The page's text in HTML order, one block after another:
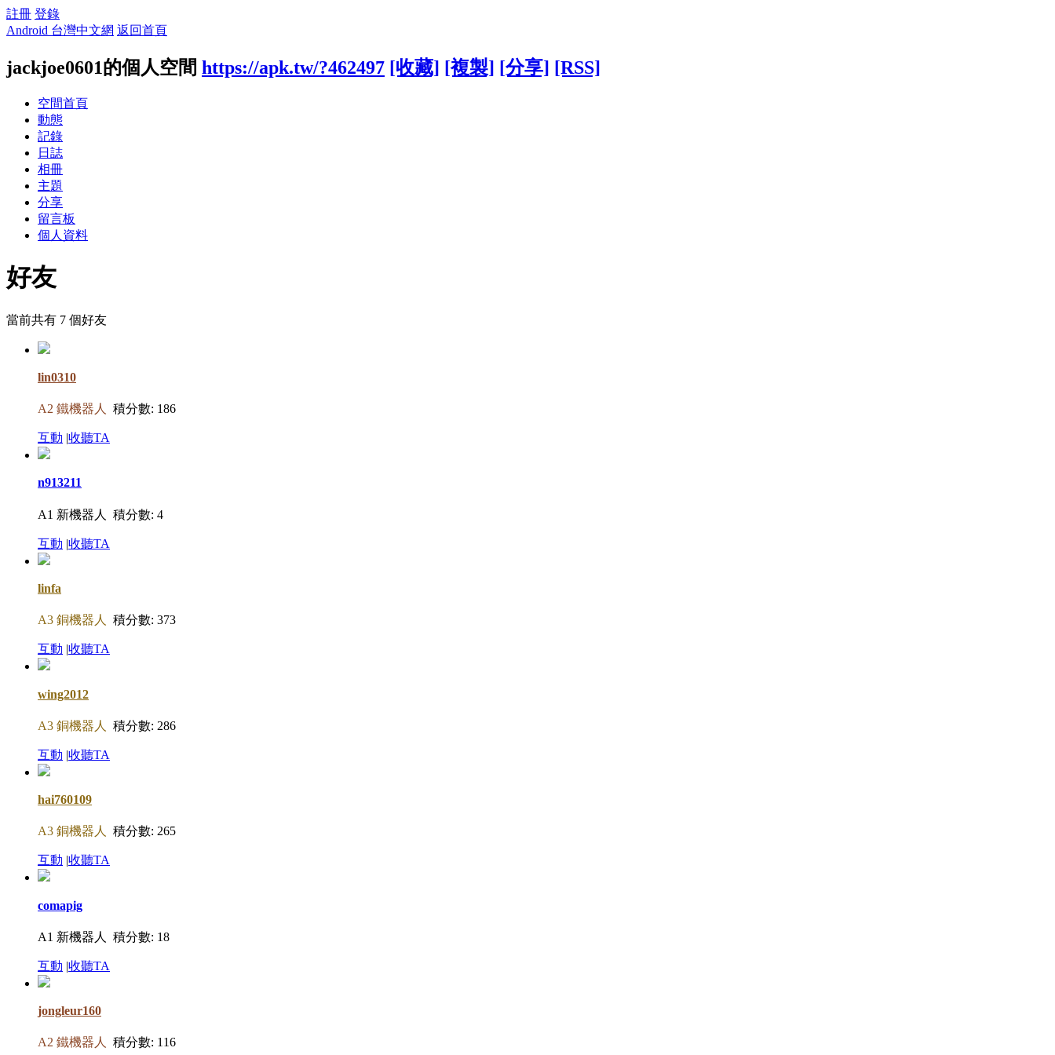
註冊 登錄
Android 台灣中文網 返回首頁
jackjoe0601的個人空間 https://apk.tw/?462497 [收藏] [複製] [分享] [RSS]
空間首頁
動態
記錄
日誌
相冊
主題
分享
留言板
個人資料
好友
當前共有 7 個好友
lin0310
A2 鐵機器人 積分數: 186
互動 |收聽TA
n913211
A1 新機器人 積分數: 4
互動 |收聽TA
linfa
A3 銅機器人 積分數: 373
互動 |收聽TA
wing2012
A3 銅機器人 積分數: 286
互動 |收聽TA
hai760109
A3 銅機器人 積分數: 265
互動 |收聽TA
comapig
A1 新機器人 積分數: 18
互動 |收聽TA
jongleur160
A2 鐵機器人 積分數: 116